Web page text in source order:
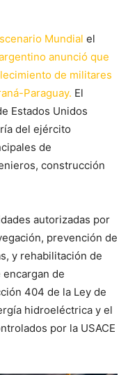
Mundial el
anunció que
de militares
Paraguay. El
Estados Unidos
del ejército
de
construcción
autorizadas por
prevención de
y rehabilitación de
de
404 de la Ley de
hidroeléctrica y el
por la USACE